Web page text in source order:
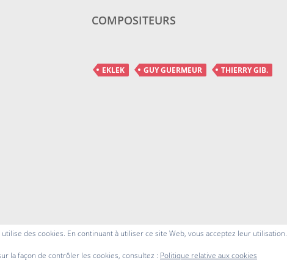
COMPOSITEURS
EKLEK GUY GUERMEUR THIERRY GIB.
des cookies. En continuant à utiliser ce site Web, vous acceptez leur utilisation.
la façon de contrôler les cookies, consultez : Politique relative aux cookies